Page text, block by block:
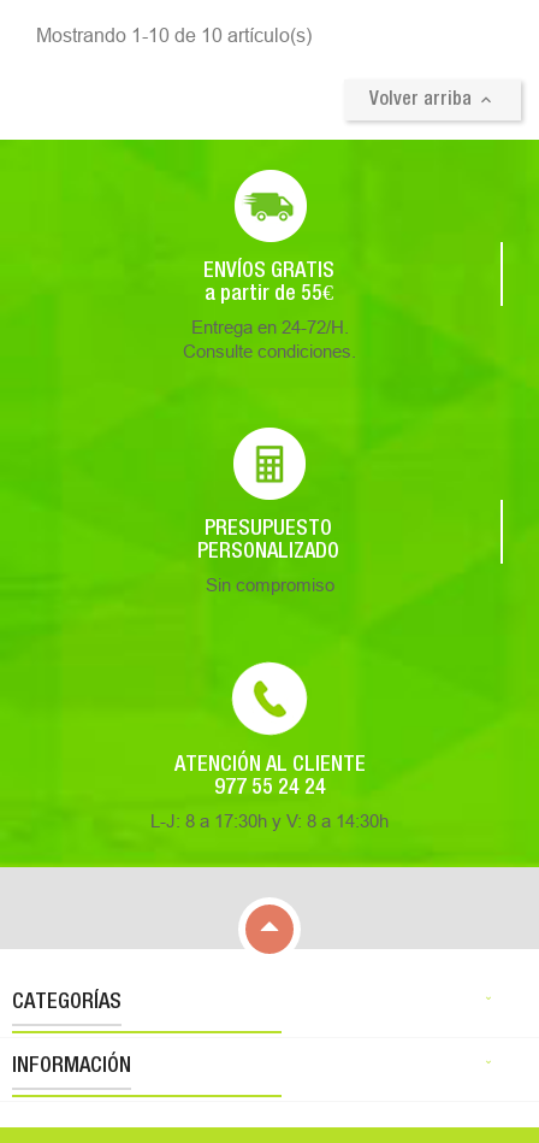
Mostrando 1-10 de 10 artículo(s)
Volver arriba 
ENVÍOS GRATIS
a partir de 55€
Entrega en 24-72/H.
Consulte condiciones.
PRESUPUESTO
PERSONALIZADO
Sin compromiso
ATENCIÓN AL CLIENTE
977 55 24 24
L-J: 8 a 17:30h y V: 8 a 14:30h

CATEGORÍAS 
INFORMACIÓN 